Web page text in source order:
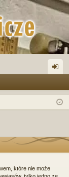
og
ę
które nie może